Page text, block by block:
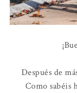
Después de
Como sabéis